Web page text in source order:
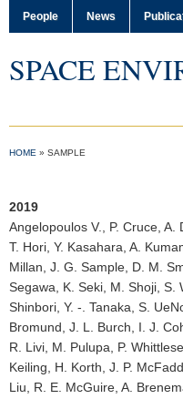
People News
SPACE
HOME » SAMPLE
2019
Angelopoulos V.
, P. Cruce,
T. Hori, Y. Kasahara, A.
Millan, J. G. Sample, D. M.
Segawa, K. Seki, M. Shoji, S.
Shinbori, Y. -. Tanaka, S.
Bromund, J. L. Burch, I. J.
R. Livi, M. Pulupa, P.
Keiling, H. Korth, J. P.
Liu, R. E. McGuire, A.